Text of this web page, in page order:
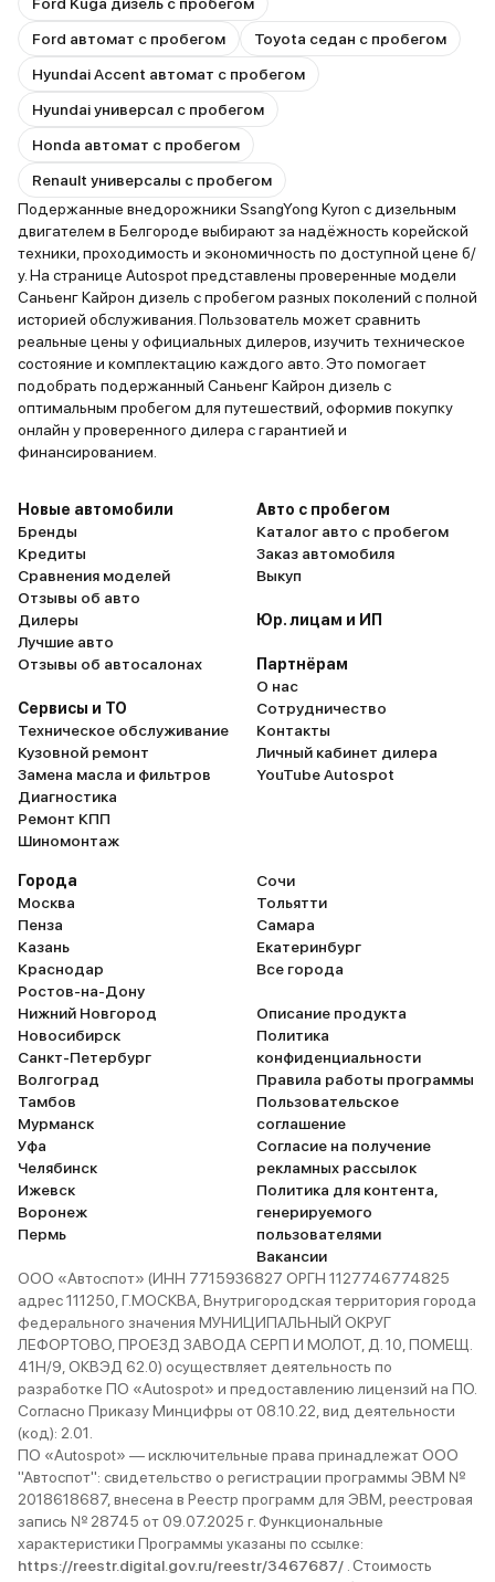
Ford автомат с пробегом
Toyota седан с пробегом
Hyundai Accent автомат с пробегом
Hyundai универсал с пробегом
Honda автомат с пробегом
Renault универсалы с пробегом
Подержанные внедорожники SsangYong Kyron с дизельным
двигателем в Белгороде выбирают за надёжность корейской
техники, проходимость и экономичность по доступной цене б/
у. На странице Autospot представлены проверенные модели
Саньенг Кайрон дизель с пробегом разных поколений с полной
историей обслуживания. Пользователь может сравнить
реальные цены у официальных дилеров, изучить техническое
состояние и комплектацию каждого авто. Это помогает
подобрать подержанный Саньенг Кайрон дизель с
оптимальным пробегом для путешествий, оформив покупку
онлайн у проверенного дилера с гарантией и
финансированием.
Новые автомобили
Бренды
Кредиты
Сравнения моделей
Отзывы об авто
Дилеры
Лучшие авто
Отзывы об автосалонах
Сервисы и ТО
Техническое обслуживание
Кузовной ремонт
Замена масла и фильтров
Диагностика
Ремонт КПП
Шиномонтаж
Авто с пробегом
Каталог авто с пробегом
Заказ автомобиля
Выкуп
Юр. лицам и ИП
Партнёрам
О нас
Сотрудничество
Контакты
Личный кабинет дилера
YouTube Autospot
Города
Москва
Пенза
Казань
Краснодар
Ростов-на-Дону
Нижний Новгород
Новосибирск
Санкт-Петербург
Волгоград
Тамбов
Мурманск
Уфа
Челябинск
Ижевск
Воронеж
Пермь
Сочи
Тольятти
Самара
Екатеринбург
Все города
Описание продукта
Политика
конфиденциальности
Правила работы программы
Пользовательское
соглашение
Согласие на получение
рекламных рассылок
Политика для контента,
генерируемого
пользователями
Вакансии
ООО «Автоспот» (ИНН 7715936827 ОРГН 1127746774825
адрес 111250, Г.МОСКВА, Внутригородская территория города
федерального значения МУНИЦИПАЛЬНЫЙ ОКРУГ
ЛЕФОРТОВО, ПРОЕЗД ЗАВОДА СЕРП И МОЛОТ, Д. 10, ПОМЕЩ.
41Н/9, ОКВЭД 62.0) осуществляет деятельность по
разработке ПО «Autospot» и предоставлению лицензий на ПО.
Согласно Приказу Минцифры от 08.10.22, вид деятельности
(код): 2.01.
ПО «Autospot» — исключительные права принадлежат ООО
"Автоспот": свидетельство о регистрации программы ЭВМ №
2018618687, внесена в Реестр программ для ЭВМ, реестровая
запись № 28745 от 09.07.2025 г. Функциональные
характеристики Программы указаны по ссылке:
https://reestr.digital.gov.ru/reestr/3467687/ . Стоимость